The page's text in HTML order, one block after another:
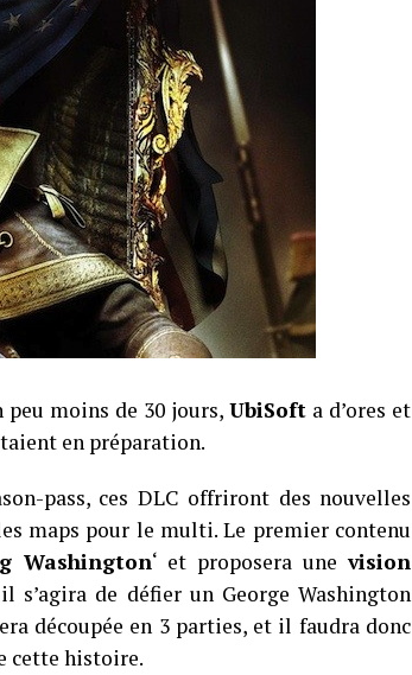
peu moins de 30 jours, UbiSofta d’ores et
en préparation.
pass, ces DLC offriront des nouvelles
maps pour le multi. Le premier contenu
Washington‘ et proposera unevision
s’agira de défier un George Washington
découpée en 3 parties, et il faudra donc
cette histoire.